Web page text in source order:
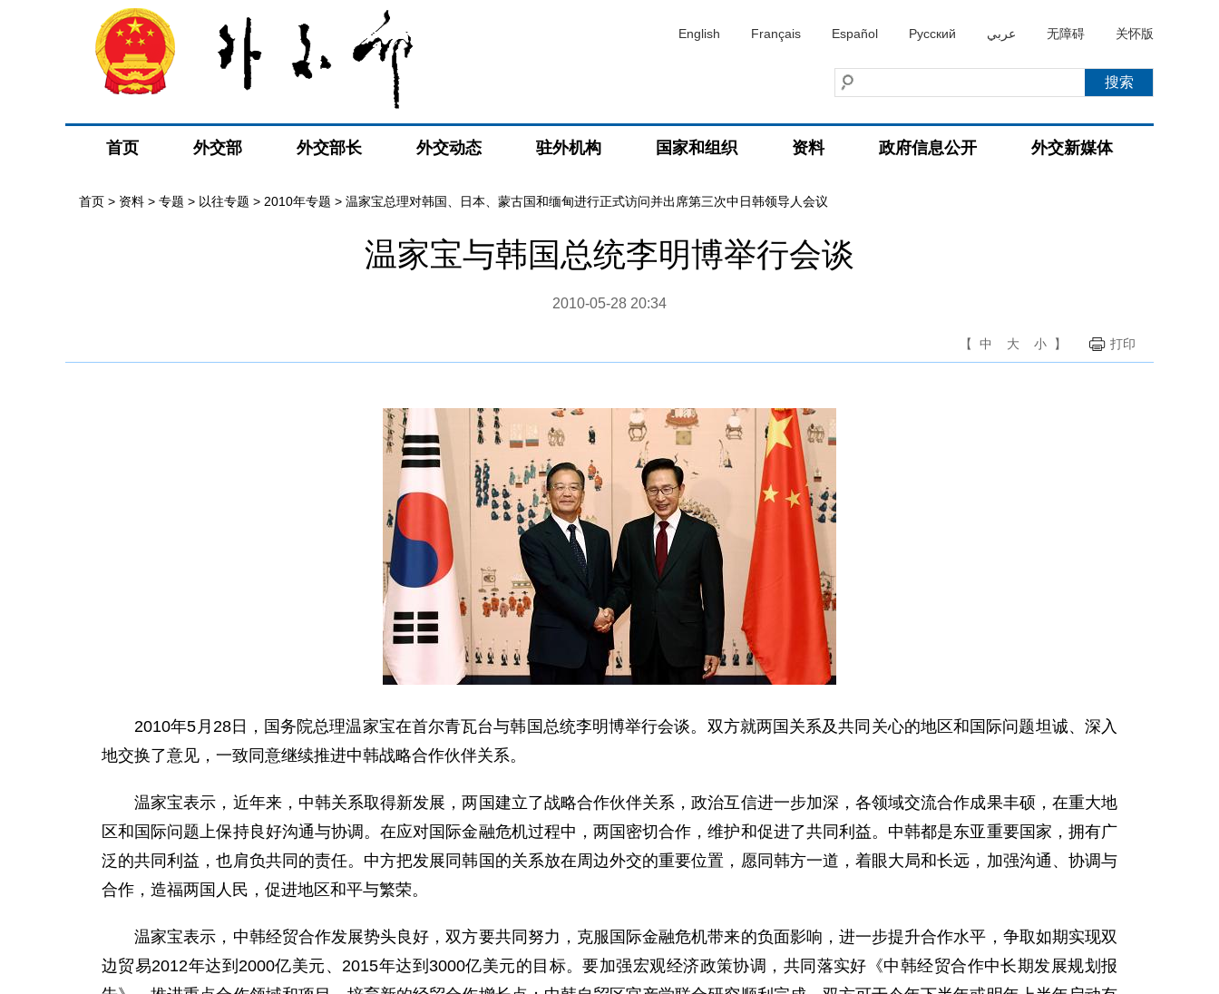
English Français Español Русский عربي 无障碍 关怀版
首页 外交部 外交部长 外交动态 驻外机构 国家和组织 资料 政府信息公开 外交新媒体
首页 > 资料 > 专题 > 以往专题 > 2010年专题 > 温家宝总理对韩国、日本、蒙古国和缅甸进行正式访问并出席第三次中日韩领导人会议
温家宝与韩国总统李明博举行会谈
2010-05-28 20:34
【 中 大 小 】 打印
2010年5月28日，国务院总理温家宝在首尔青瓦台与韩国总统李明博举行会谈。双方就两国关系及共同关心的地区和国际问题坦诚、深入
地交换了意见，一致同意继续推进中韩战略合作伙伴关系。
温家宝表示，近年来，中韩关系取得新发展，两国建立了战略合作伙伴关系，政治互信进一步加深，各领域交流合作成果丰硕，在重大地
区和国际问题上保持良好沟通与协调。在应对国际金融危机过程中，两国密切合作，维护和促进了共同利益。中韩都是东亚重要国家，拥有广
泛的共同利益，也肩负共同的责任。中方把发展同韩国的关系放在周边外交的重要位置，愿同韩方一道，着眼大局和长远，加强沟通、协调与
合作，造福两国人民，促进地区和平与繁荣。
温家宝表示，中韩经贸合作发展势头良好，双方要共同努力，克服国际金融危机带来的负面影响，进一步提升合作水平，争取如期实现双
边贸易2012年达到2000亿美元、2015年达到3000亿美元的目标。要加强宏观经济政策协调，共同落实好《中韩经贸合作中长期发展规划报